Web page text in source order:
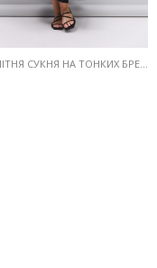
ДОВГА ЛІТНЯ СУКНЯ НА ТОНКИХ БРЕТЕЛЯХ ЧОРНА З ДРАПІРУВАННЯМ НА ГРУДЯХ